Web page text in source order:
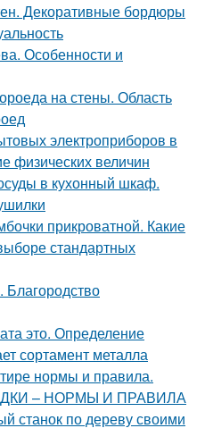
Декоративные бордюры
Особенности и
на стены. Область
электроприборов в
физических величин
в кухонный шкаф.
прикроватной. Какие
стандартных
Благородство
это. Определение
сортамент металла
нормы и правила.
– НОРМЫ И ПРАВИЛА
станок по дереву своими